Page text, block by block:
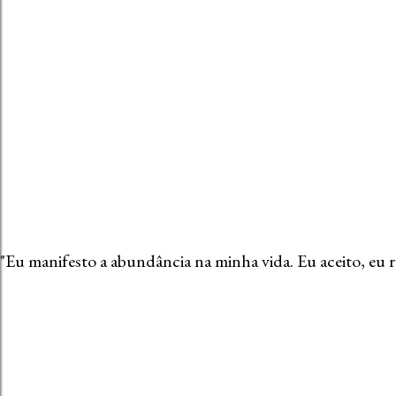
"Eu manifesto a abundância na minha vida. Eu aceito, eu